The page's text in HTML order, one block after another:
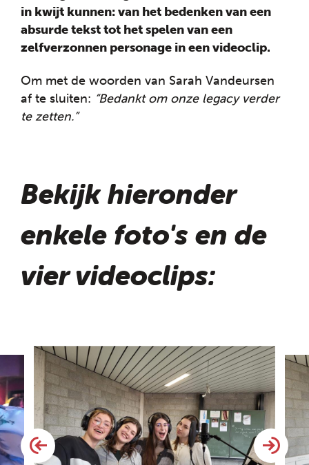
in kwijt kunnen: van het bedenken van een
absurde tekst tot het spelen van een
zelfverzonnen personage in een videoclip.
Om met de woorden van Sarah Vandeursen
af te sluiten: “Bedankt om onze legacy verder
te zetten.”
Bekijk hieronder
enkele foto's en de
vier videoclips: